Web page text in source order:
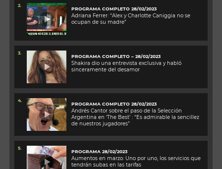
2.
PROGRAMA COMPLETO 28/02/2023
Adriana Ferrer: “Alex y Charlotte Caniggia no se
ocupan de su madre”
3.
PROGRAMA COMPLETO – 28/02/2023
Shakira dio una entrevista exclusiva y habló
sinceramente del desamor
4.
PROGRAMA COMPLETO 28/02/2023
Andrés Cantor sobre el paso de la Selección
Argentina en ‘The Best’ : “Es admirable la sencillez
de nuestros jugadores”
5.
PROGRAMA 28/02/2023
Aumentos en marzo: Uno por uno, los servicios que
tendrán subas en las tarifas